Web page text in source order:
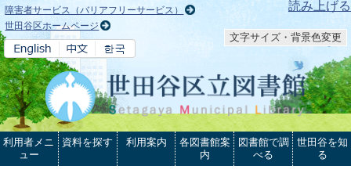
本文へ 読み上げる
障害者サービス（バリアフリーサービス）
世田谷区ホームページ
文字サイズ・背景色変更
利用者メニ
ュー
資料を探す 利用案内
各図書館案
内
図書館で調
べる
世田谷を知
る